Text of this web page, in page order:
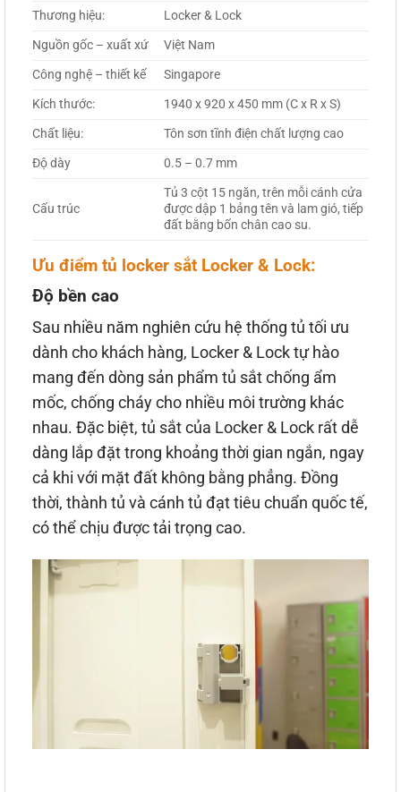
Thương hiệu:
Locker & Lock
Nguồn gốc – xuất xứ
Việt Nam
Công nghệ – thiết kế
Singapore
Kích thước:
1940 x 920 x 450 mm (C x R x S)
Chất liệu:
Tôn sơn tĩnh điện chất lượng cao
Độ dày
0.5 – 0.7 mm
Cấu trúc
Tủ 3 cột 15 ngăn, trên mỗi cánh cửa
được dập 1 bảng tên và lam gió, tiếp
đất bằng bốn chân cao su.
Ưu điểm tủ locker sắt Locker & Lock:
Độ bền cao
Sau nhiều năm nghiên cứu hệ thống tủ tối ưu
dành cho khách hàng, Locker & Lock tự hào
mang đến dòng sản phẩm tủ sắt chống ẩm
mốc, chống cháy cho nhiều môi trường khác
nhau. Đặc biệt, tủ sắt của Locker & Lock rất dễ
dàng lắp đặt trong khoảng thời gian ngắn, ngay
cả khi với mặt đất không bằng phẳng. Đồng
thời, thành tủ và cánh tủ đạt tiêu chuẩn quốc tế,
có thể chịu được tải trọng cao.